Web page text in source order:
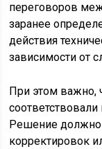
переговоров
заранее
действия
зависимости от
При этом важно,
Решение должно
корректировок